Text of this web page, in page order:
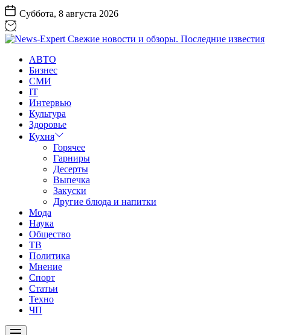
Перейти
к
содержанию
Суббота, 8 августа 2026
Expert
Свежие
новости
обзоры.
Последние
известия
АВТО
Бизнес
СМИ
IT
Интервью
Культура
Здоровье
Кухня
Горячее
Гарниры
Десерты
Выпечка
Закуски
Другие блюда и напитки
Мода
Наука
Общество
ТВ
Политика
Мнение
Спорт
Статьи
Техно
ЧП
Меню